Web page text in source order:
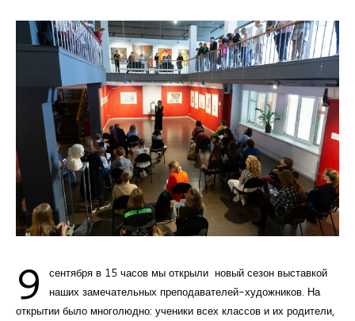
9
сентября в 15 часов мы открыли новый сезон выставкой
наших замечательных преподавателей-художников. На
открытии было многолюдно: ученики всех классов и их родители,